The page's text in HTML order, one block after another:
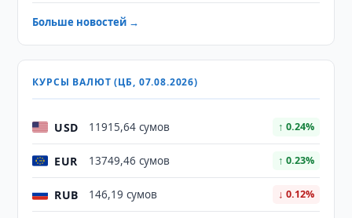
Больше новостей →
КУРСЫ ВАЛЮТ (ЦБ, 07.08.2026)
USD 11915,64 сумов ↑ 0.24%
EUR 13749,46 сумов ↑ 0.23%
RUB 146,19 сумов ↓ 0.12%